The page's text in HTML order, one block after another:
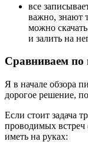
все
важно, знают
можно
и залить на
Сравниваем по
Я в начале обзора
дорогое решение,
Если стоит задача
проводимых встреч
иметь на руках: